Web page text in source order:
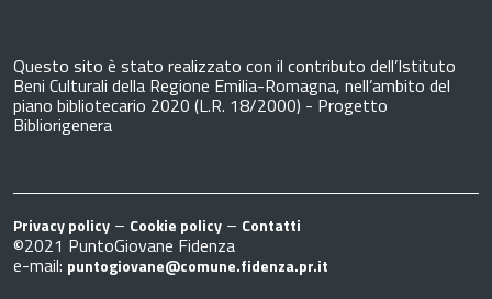
Questo sito è stato realizzato con il contributo dell’Istituto
Beni Culturali della Regione Emilia-Romagna, nell’ambito del
piano bibliotecario 2020 (L.R. 18/2000) - Progetto
Bibliorigenera
Privacy policy – Cookie policy – Contatti
©2021 PuntoGiovane Fidenza
e-mail: puntogiovane@comune.fidenza.pr.it